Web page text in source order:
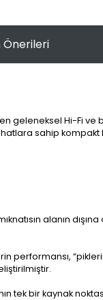
Önerileri
geleneksel Hi-Fi ve
sahip kompakt
alanın
performansı,
bir kaynak